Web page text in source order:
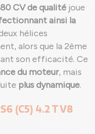
CV de qualité joue
ainsi la
hélices
alors que la 2ème
son efficacité. Ce
du moteur, mais
plus dynamique.
(C5) 4.2 T V8